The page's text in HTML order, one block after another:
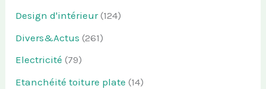
Design d'intérieur(124)
Divers&Actus (261)
Electricité (79)
Etanchéité toiture plate (14)